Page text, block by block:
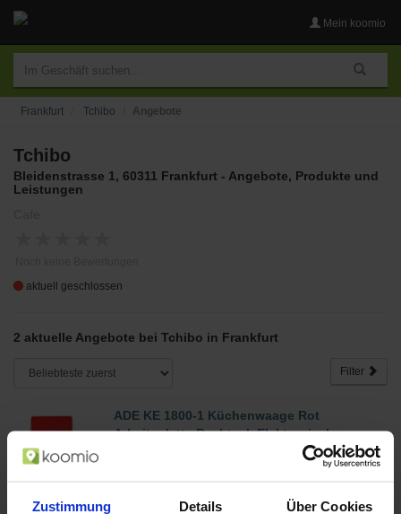
Zustimmung Details Über Cookies
Mein koomio
Frankfurt Tchibo Angebote
Tchibo
Bleidenstrasse 1, 60311 Frankfurt - Angebote, Produkte und
Leistungen
aktuell geschlossen
2 aktuelle Angebote bei Tchibo in Frankfurt
Filter
ADE KE 1800-1 Küchenwaage Rot
Arbeitsplatte Rechteck Elektronische